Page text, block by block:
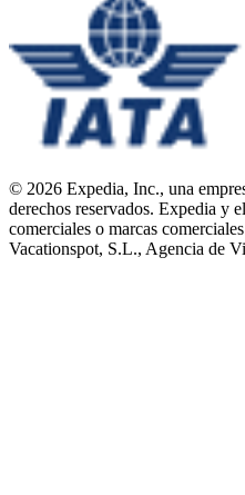
© 2026 Expedia, Inc., una
derechos reservados. Expedia y
comerciales o marcas
Vacationspot, S.L., Agencia de